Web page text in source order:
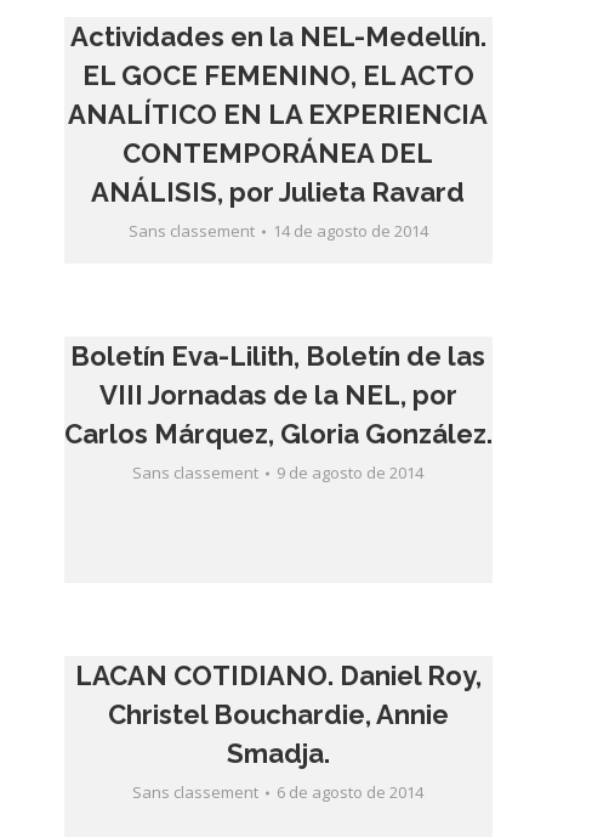
Actividades en la NEL-Medellín.
EL GOCE FEMENINO, EL ACTO
ANALÍTICO EN LA EXPERIENCIA
CONTEMPORÁNEA DEL
ANÁLISIS, por Julieta Ravard
Sans classement 14 de agosto de 2014
Boletín Eva-Lilith, Boletín de las
VIII Jornadas de la NEL, por
Carlos Márquez, Gloria González.
Sans classement 9 de agosto de 2014
LACAN COTIDIANO. Daniel Roy,
Christel Bouchardie, Annie
Smadja.
Sans classement 6 de agosto de 2014